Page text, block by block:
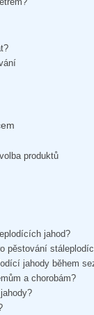
produktů
jahod?
pěstování
jahody během
a chorobám?